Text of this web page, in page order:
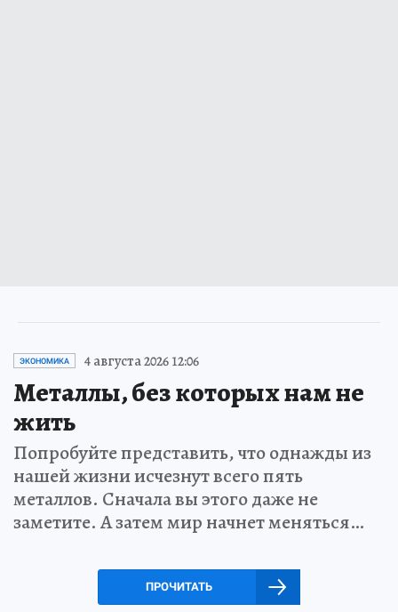
ЭКОНОМИКА 4 августа 2026 12:06
Металлы, без которых нам не
жить
Попробуйте представить, что однажды из
нашей жизни исчезнут всего пять
металлов. Сначала вы этого даже не
заметите. А затем мир начнет меняться…
ПРОЧИТАТЬ